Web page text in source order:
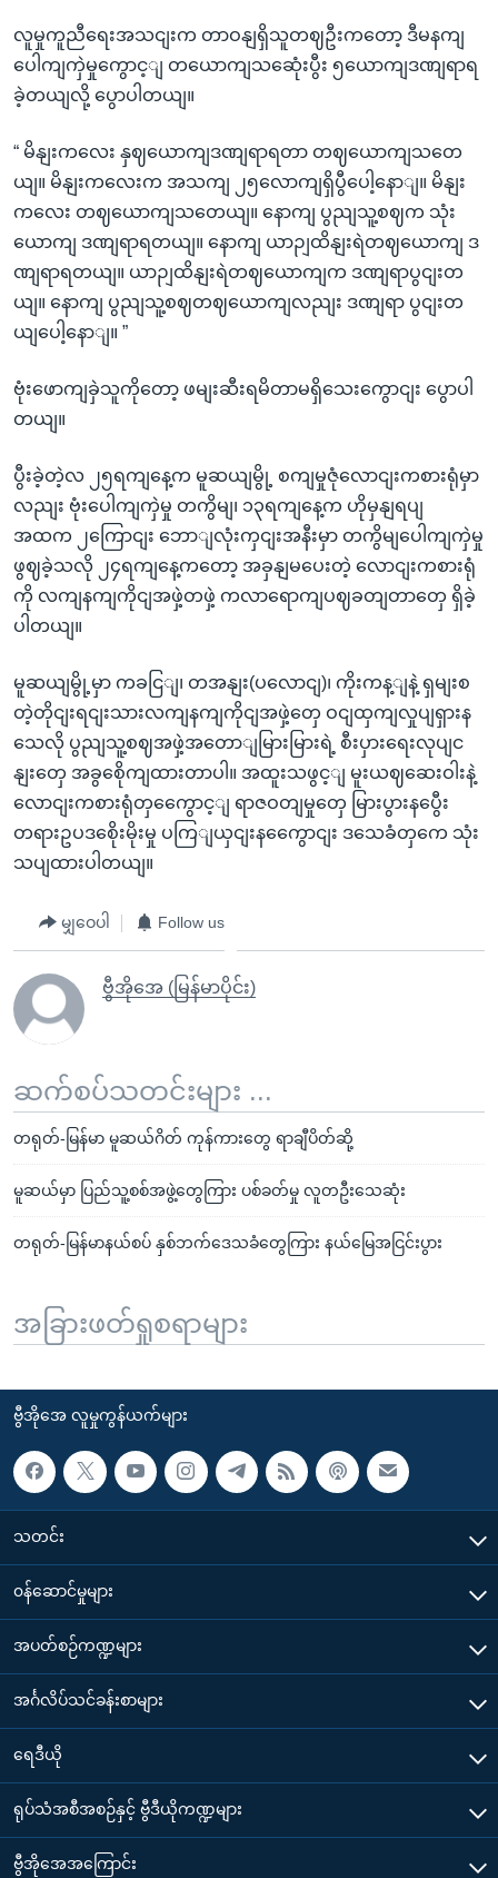
လူမှုကူညီရေးအသငျးက တာဝနျရှိသူတဈဦးကတော့ ဒီမနကျ
ပေါကျကှဲမှုကွောင့ျ တယောကျသဆေုံးပွီး ၅ယောကျဒဏျရာရ
ခဲ့တယျလို့ ပွောပါတယျ။
“ မိနျးကလေး နှဈယောကျဒဏျရာရတာ တဈယောကျသတေ
ယျ။ မိနျးကလေးက အသကျ ၂၅လောကျရှိပွီပေါ့နောျ။ မိနျး
ကလေး တဈယောကျသတေယျ။ နောကျ ပွညျသူ့စဈက သုံး
ယောကျ ဒဏျရာရတယျ။ နောကျ ယာဉျထိနျးရဲတဈယောကျ ဒ
ဏျရာရတယျ။ ယာဉျထိနျးရဲတဈယောကျက ဒဏျရာပွငျးတ
ယျ။ နောကျ ပွညျသူ့စဈတဈယောကျလညျး ဒဏျရာ ပွငျးတ
ယျပေါ့နောျ။ ”
ဗုံးဖောကျခှဲသူကိုတော့ ဖမျးဆီးရမိတာမရှိသေးကွောငျး ပွောပါ
တယျ။
ပွီးခဲ့တဲ့လ ၂၅ရကျနေ့က မူဆယျမွို့ စကျမှုဇုံလောငျးကစားရုံမှာ
လညျး ဗုံးပေါကျကှဲမှု တကွိမျ၊ ၁၃ရကျနေ့က ဟိုမှနျရပျ
အထက ၂ကြောငျး ဘောျလုံးကှငျးအနီးမှာ တကွိမျပေါကျကှဲမှု
ဖွဈခဲ့သလို ၂၄ရကျနေ့ကတော့ အခှနျမပေးတဲ့ လောငျးကစားရုံ
ကို လကျနကျကိုငျအဖှဲ့တဖှဲ့ ကလာရောကျပဈခတျတာတှေ ရှိခဲ့
ပါတယျ။
မူဆယျမွို့မှာ ကခငြျ၊ တအနျး(ပလောငျ)၊ ကိုးကန့ျနဲ့ ရှမျးစ
တဲ့တိုငျးရငျးသားလကျနကျကိုငျအဖှဲ့တှေ ဝငျထှကျလှုပျရှားန
သေလို ပွညျသူ့စဈအဖှဲ့အတောျမြားမြားရဲ့ စီးပှားရေးလုပျင
နျးတှေ အခွစေိုကျထားတာပါ။ အထူးသဖွင့ျ မူးယဈဆေးဝါးနဲ့
လောငျးကစားရုံတှကွေောင့ျ ရာဇဝတျမှုတှေ မြားပွားနပွေီး
တရားဥပဒစေိုးမိုးမှု ပကြျယှငျးနကွေောငျး ဒသေခံတှကေ သုံး
သပျထားပါတယျ။
မျှဝေပါ Follow us
ဗွီအိုအေ (မြန်မာပိုင်း)
ဆက်စပ်သတင်းများ ...
တရုတ်-မြန်မာ မူဆယ်ဂိတ် ကုန်ကားတွေ ရာချီပိတ်ဆို့
မူဆယ်မှာ ပြည်သူ့စစ်အဖွဲ့တွေကြား ပစ်ခတ်မှု လူတဦးသေဆုံး
တရုတ်-မြန်မာနယ်စပ် နှစ်ဘက်ဒေသခံတွေကြား နယ်မြေအငြင်းပွား
အခြားဖတ်ရှုစရာများ
ဗွီအိုအေ လူမှုကွန်ယက်များ
သတင်း
၀န်ဆောင်မှုများ
အပတ်စဉ်ကဏ္ဍများ
အင်္ဂလိပ်သင်ခန်းစာများ
ရေဒီယို
ရုပ်သံအစီအစဉ်နှင့် ဗွီဒီယိုကဏ္ဍများ
ဗွီအိုအေအကြောင်း